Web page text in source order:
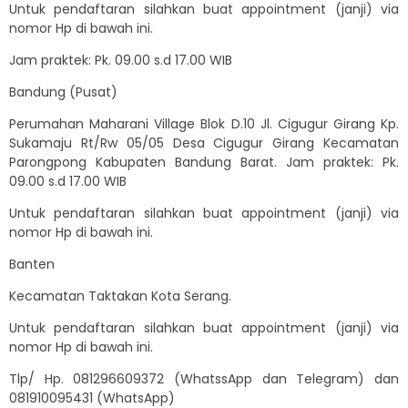
Untuk pendaftaran silahkan buat appointment (janji) via
nomor Hp di bawah ini.
Jam praktek: Pk. 09.00 s.d 17.00 WIB
Bandung (Pusat)
Perumahan Maharani Village Blok D.10 Jl. Cigugur Girang Kp.
Sukamaju Rt/Rw 05/05 Desa Cigugur Girang Kecamatan
Parongpong Kabupaten Bandung Barat. Jam praktek: Pk.
09.00 s.d 17.00 WIB
Untuk pendaftaran silahkan buat appointment (janji) via
nomor Hp di bawah ini.
Banten
Kecamatan Taktakan Kota Serang.
Untuk pendaftaran silahkan buat appointment (janji) via
nomor Hp di bawah ini.
Tlp/ Hp. 081296609372 (WhatssApp dan Telegram) dan
081910095431 (WhatsApp)